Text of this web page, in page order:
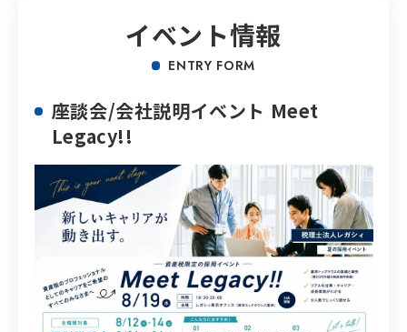
イベント情報
ENTRY FORM
座談会/会社説明イベント Meet
Legacy!!